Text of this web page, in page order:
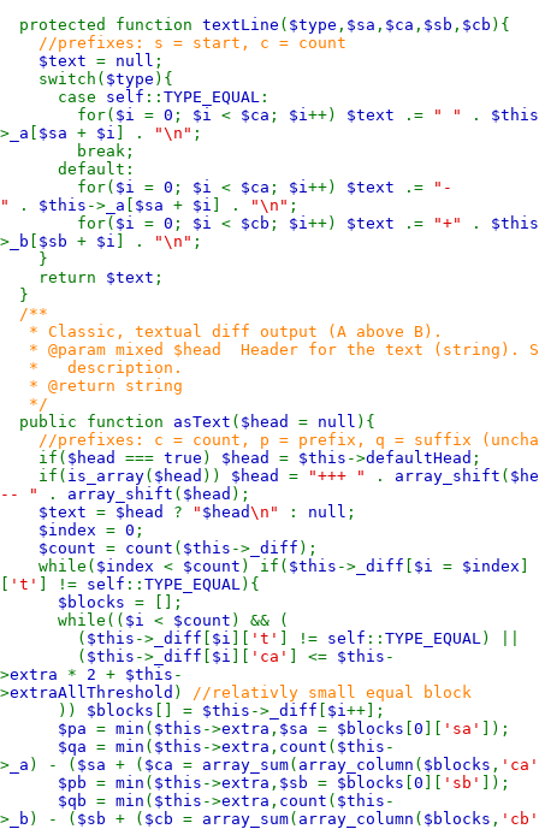
protected function textLine ( $type , $sa , $ca , $sb , $cb ){
//prefixes: s = start, c = count
$text = null ;
switch( $type ){
case self :: TYPE_EQUAL :
for( $i = 0 ; $i < $ca ; $i ++) $text .= " " . $this
> _a [ $sa + $i ] . "\n" ;
break;
default:
for( $i = 0 ; $i < $ca ; $i ++) $text .=
"-
"
. $this -> _a [ $sa + $i ] . "\n" ;
for( $i = 0 ; $i < $cb ; $i ++) $text .= "+" . $this
> _b [ $sb + $i ] . "\n" ;
}
return $text ;
}
/**
* Classic, textual diff output (A above B).
* @param mixed $head Header for the text (string).
* description.
* @return string
*/
public function asText ( $head = null ){
//prefixes: c = count, p = prefix, q = suffix
if( $head === true ) $head = $this ->defaultHead ;
if( is_array( $head )) $head = "+++ " . array_shift (
-- "
. array_shift ( $head );
$text = $head ? " $head\n" : null ;
$index = 0 ;
$count = count ( $this -> _diff );
while( $index < $count ) if( $this -> _diff [ $i = $index ]
[ 't' ] != self :: TYPE_EQUAL ){
$blocks = [];
while(( $i < $count ) && (
( $this -> _diff [ $i ][ 't' ] != self :: TYPE_EQUAL ) ||
( $this -> _diff [ $i ][ 'ca' ] <= $this -
>extra * 2 + $this -
>extraAllThreshold )
//relativly small equal block
)) $blocks [] = $this -> _diff [ $i ++];
$pa = min ( $this ->extra , $sa = $blocks [0 ][ 'sa' ]);
$qa = min ( $this ->extra , count ( $this -
> _a ) - ( $sa + ( $ca = array_sum( array_column ( $blocks , 'ca'
$pb = min ( $this ->extra , $sb = $blocks [0 ][ 'sb' ]);
$qb = min ( $this ->extra , count ( $this -
> _b ) - ( $sb + ( $cb = array_sum( array_column ( $blocks , 'cb'